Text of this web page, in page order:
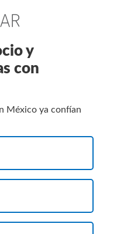
y
con
México ya confían